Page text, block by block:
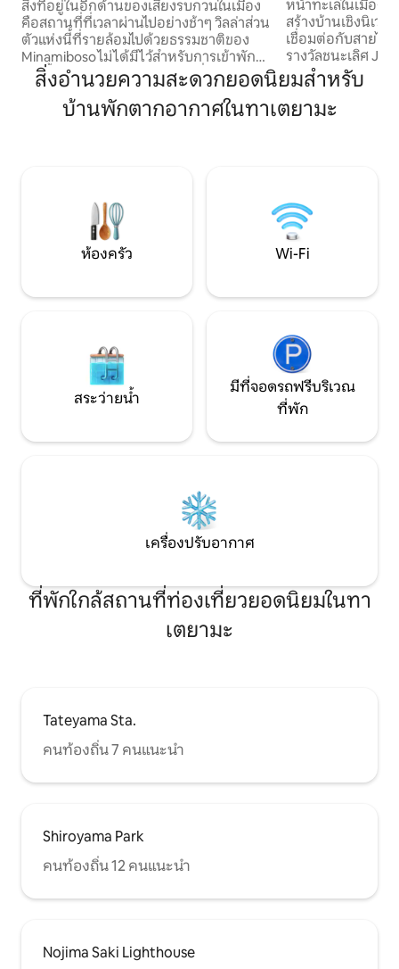
รายล้อมไปด้วยธรรมชาติของ Minamiboso
| ประสบการณ์การเข้าพักสุดหรูที่มาพร้อม
กับซาวน่าและท้องฟ้าเต็มไปด้วยดวงดาว
สิ่งที่อยู่ในอีกด้านของเสียงรบกวนในเมือง
คือสถานที่ที่เวลาผ่านไปอย่างช้าๆ วิลล่าส่วน
ตัวแห่งนี้ที่รายล้อมไปด้วยธรรมชาติของ
Minamiboso ไม่ได้มีไว้สำหรับการเข้าพัก
เท่านั้น แต่ยังมอบ "การเข้าพักที่ปรับความ
รู้สึก" อีกด้วย พื้นที่ที่ความเงียบสงบแบบ
ญี่ปุ่นและความซับซ้อนแบบโมเดิร์นผสาน
ผ่อนคลายอย่างล้ำลึกในห้องซาวน่าบาร์เรล
พูดคุยกันรอบบาร์บีคิว และสร้างค่ำคืน
พิเศษด้วยโปรเจคเตอร์ ตื่นมาพร้อมกับ
เสียงนกร้องในตอนเช้า และในตอนกลางคืน
ดวงดาวเต็มท้องฟ้า นอกจากนี้ยังมีห้อง
ร่วมกับการพักผ่อน พื้นที่ว่างที่เกิดขึ้น
เพราะเป็นส่วนตัวอย่างสมบูรณ์ ช่วยให้ระยะ
ห่างระหว่างคนและระยะห่างจากตัวเองใกล้
ชิดกันอย่างสบายใจ เป็นการเข้าพักที่ไม่ได้
นิยามชีวิตประจำวันใหม่ ที่นี่เป็นสถานที่ที่
ทำให้เกิดเหตุผลอย่างเป็นธรรมชาติที่ทำให้
หน้าทะเลในเมือง
สร้างบ้านเชิงนิเว
เชื่อมต่อกับสายไ
รางวัลชนะเลิศ
ทำไฟฟ้าเองและใ
สไตล์ใหม่ที่คุณจะ
กับสิ่งแวดล้อม นั่นมีความหมายกับเรามาก
คืนขึ้นไป ทะเลทอดยาวอยู่ตรงหน้าคุณ และ
เวลาก็เงียบสงบ ช่
น่าสไตล์ฟินนิช เพ
ของการไม่ต้องทำอะไรเลย ■จุ
(อินเทอร์เน็ตทีวีเข้
และส่วนผสม) เดิน 3 นา
ถึง รถไฟ: เดิน 20
Sakanacho บนสา
สถานีโตเกียวหรือ
Kisarazu (จากนั้น
สายอควาจากโตเกี
สิ่งอำนวยความสะดวกยอดนิยมสำหรับ
บ้านพักตากอากาศในทาเตยามะ
ห้องครัว Wi-Fi
สระว่ายน้ำ
มีที่จอดรถฟรีบริเวณ
ที่พัก
เครื่องปรับอากาศ
ที่พักใกล้สถานที่ท่องเที่ยวยอดนิยมในทา
เตยามะ
Tateyama Sta.
คนท้องถิ่น 7 คนแนะนำ
Shiroyama Park
คนท้องถิ่น 12 คนแนะนำ
Nojima Saki Lighthouse